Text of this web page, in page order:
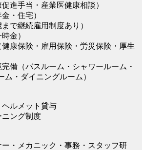
進手当・産業医健康相談）
・住宅）
で継続雇用制度あり）
金）
康保険・雇用保険・労災保険・厚生
備（バスルーム・シャワールーム・
ム・ダイニングルーム）
ルメット貸与
ング制度
・メカニック・事務・スタッフ研